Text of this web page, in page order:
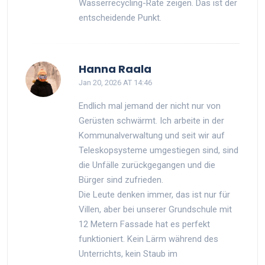
Wasserrecycling-Rate zeigen. Das ist der
entscheidende Punkt.
Hanna Raala
Jan 20, 2026 AT 14:46
Endlich mal jemand der nicht nur von
Gerüsten schwärmt. Ich arbeite in der
Kommunalverwaltung und seit wir auf
Teleskopsysteme umgestiegen sind, sind
die Unfälle zurückgegangen und die
Bürger sind zufrieden.
Die Leute denken immer, das ist nur für
Villen, aber bei unserer Grundschule mit
12 Metern Fassade hat es perfekt
funktioniert. Kein Lärm während des
Unterrichts, kein Staub im